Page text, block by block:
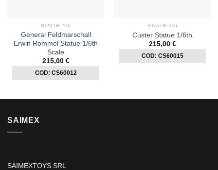
STATUE 1/6
General Feldmarschall
Erwin Rommel Statue 1/6th
Scale
215,00 €
COD: CS60012
STATUE 1/6
Custer Statue 1/6th
215,00 €
COD: CS60015
SAIMEX
SAIMEXTOYS SRL